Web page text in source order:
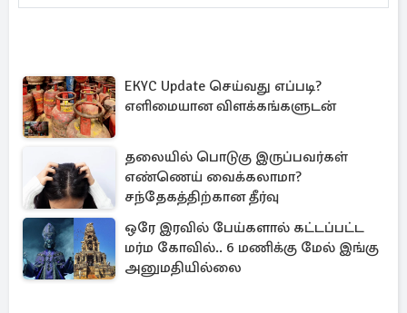
EKYC Update செய்வது எப்படி?
எளிமையான விளக்கங்களுடன்
தலையில் பொடுகு இருப்பவர்கள்
எண்ணெய் வைக்கலாமா?
சந்தேகத்திற்கான தீர்வு
ஒரே இரவில் பேய்களால் கட்டப்பட்ட
மர்ம கோவில்.. 6 மணிக்கு மேல் இங்கு
அனுமதியில்லை